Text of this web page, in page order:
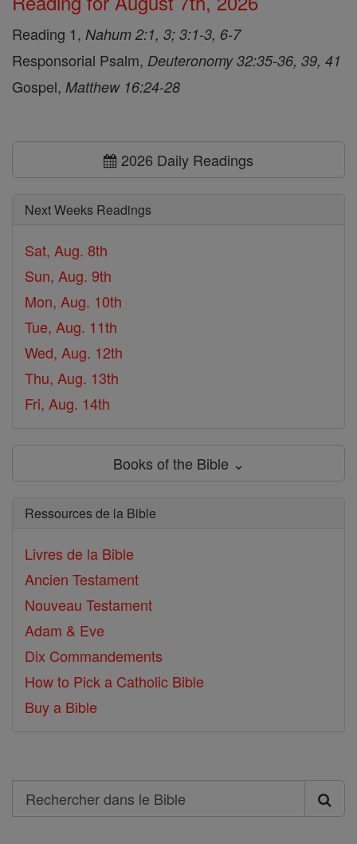
Reading 1, Nahum 2:1, 3; 3:1-3, 6-7
Responsorial Psalm, Deuteronomy 32:35-36, 39, 41
Gospel, Matthew 16:24-28
2026 Daily Readings
Next Weeks Readings
Sat, Aug. 8th
Sun, Aug. 9th
Mon, Aug. 10th
Tue, Aug. 11th
Wed, Aug. 12th
Thu, Aug. 13th
Fri, Aug. 14th
Books of the Bible ⌄
Ressources de la Bible
Livres de la Bible
Ancien Testament
Nouveau Testament
Adam & Eve
Dix Commandements
How to Pick a Catholic Bible
Buy a Bible
Search
Rechercher